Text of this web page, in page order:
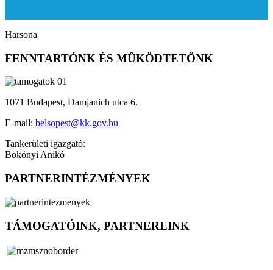
Harsona
FENNTARTÓNK ÉS MŰKÖDTETŐNK
1071 Budapest, Damjanich utca 6.
E-mail: belsopest@kk.gov.hu
Tankerületi igazgató:
Bökönyi Anikó
PARTNERINTÉZMÉNYEK
TÁMOGATÓINK, PARTNEREINK